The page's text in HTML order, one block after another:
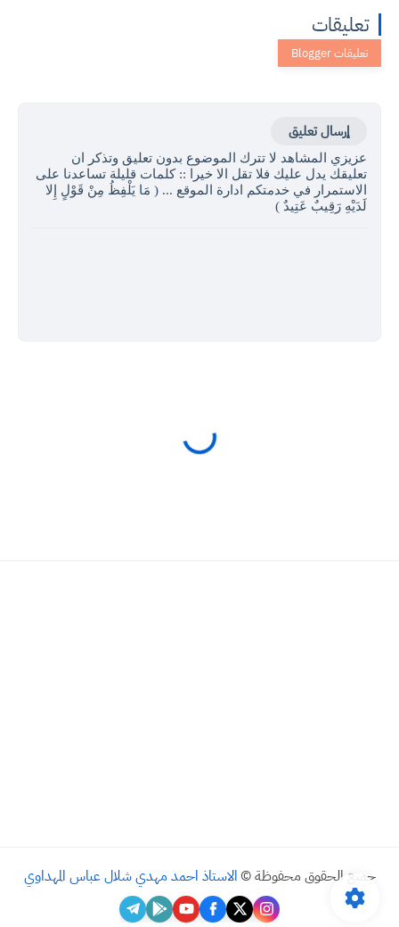
تعليقات
إرسال تعليق
عزيزي المشاهد لا تترك الموضوع بدون تعليق وتذكر ان
تعليقك يدل عليك فلا تقل الا خيرا :: كلمات قليلة تساعدنا على
الاستمرار في خدمتكم ادارة الموقع ... ( مَا يَلْفِظُ مِنْ قَوْلٍ إِلا
لَدَيْهِ رَقِيبٌ عَتِيدٌ )
جميع الحقوق محفوظة © الاستاذ احمد مهدي شلال عباس المهداوي